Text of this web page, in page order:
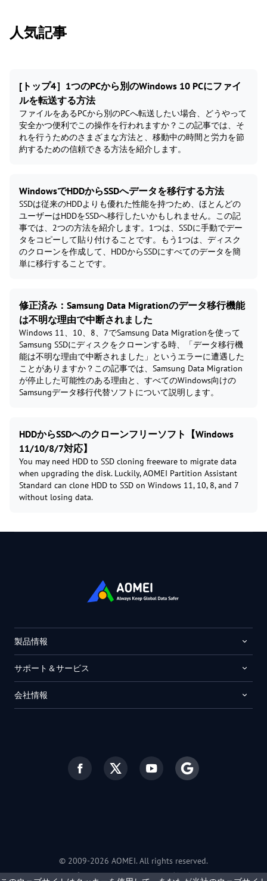
人気記事
[トップ4］1つのPCから別のWindows 10 PCにファイ
ルを転送する方法
ファイルをあるPCから別のPCへ転送したい場合、どうやって
安全かつ便利でこの操作を行われますか？この記事では、そ
れを行うためのさまざまな方法と、移動中の時間と労力を節
約するための信頼できる方法を紹介します。
WindowsでHDDからSSDへデータを移行する方法
SSDは従来のHDDよりも優れた性能を持つため、ほとんどの
ユーザーはHDDをSSDへ移行したいかもしれません。この記
事では、2つの方法を紹介します。1つは、SSDに手動でデー
タをコピーして貼り付けることです。もう1つは、ディスク
のクローンを作成して、HDDからSSDにすべてのデータを簡
単に移行することです。
修正済み：Samsung Data Migrationのデータ移行機能
は不明な理由で中断されました
Windows 11、10、8、7でSamsung Data Migrationを使って
Samsung SSDにディスクをクローンする時、「データ移行機
能は不明な理由で中断されました」というエラーに遭遇した
ことがありますか？この記事では、Samsung Data Migration
が停止した可能性のある理由と、すべてのWindows向けの
Samsungデータ移行代替ソフトについて説明します。
HDDからSSDへのクローンフリーソフト【Windows
11/10/8/7対応】
You may need HDD to SSD cloning freeware to migrate data
when upgrading the disk. Luckily, AOMEI Partition Assistant
Standard can clone HDD to SSD on Windows 11, 10, 8, and 7
without losing data.
製品情報
サポート＆サービス
会社情報
© 2009-2026 AOMEI. All rights reserved.
プライバシーポリシー
| 利用規約